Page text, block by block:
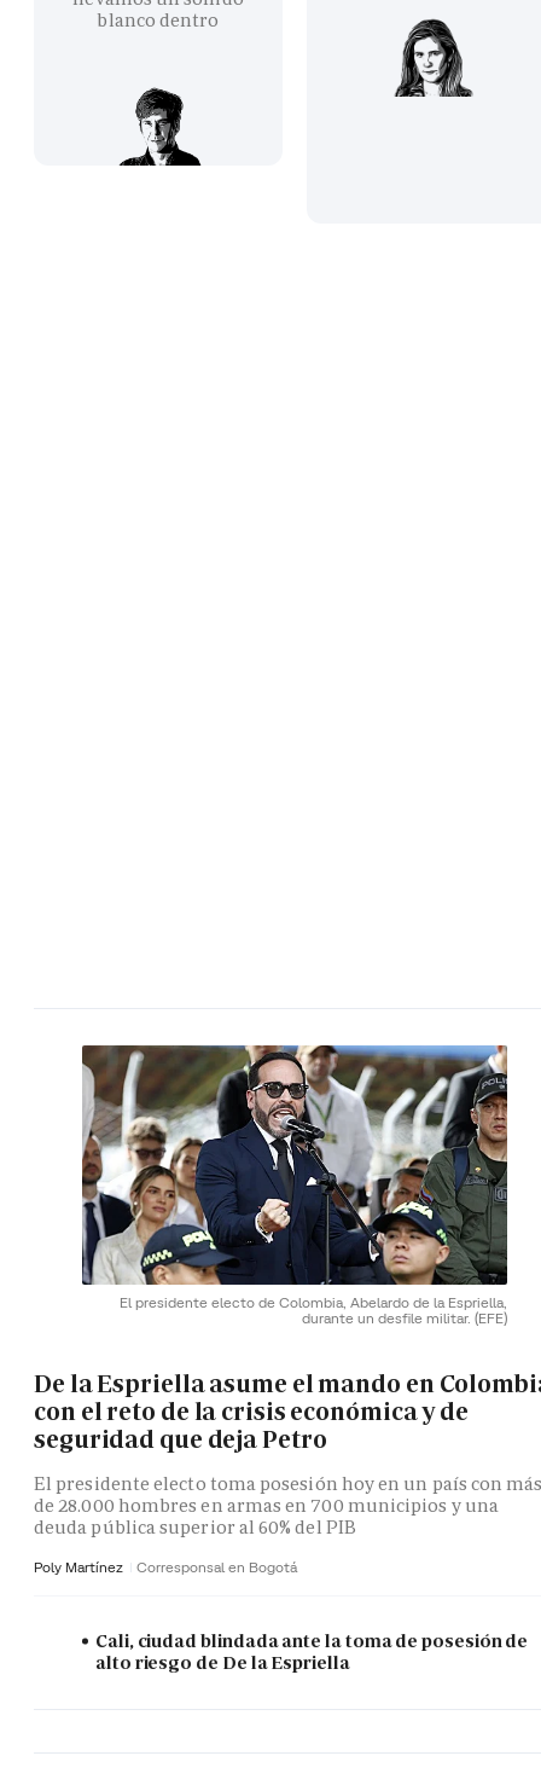
blanco dentro
El presidente electo de Colombia, Abelardo de la Espriella,
durante un desfile militar. (EFE)
De la Espriella asume el mando en
con el reto de la crisis económica y de
seguridad que deja Petro
El presidente electo toma posesión hoy en un país con
de 28.000 hombres en armas en 700 municipios y una
deuda pública superior al 60% del PIB
Poly Martínez Corresponsal en Bogotá
Cali, ciudad blindada ante la toma de posesión de
alto riesgo de De la Espriella